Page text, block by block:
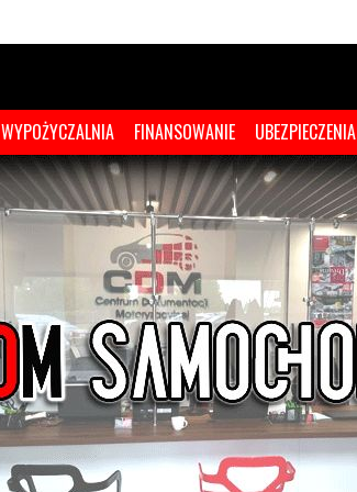
WYPOŻYCZALNIA FINANSOWANIE UBEZPIECZENIA